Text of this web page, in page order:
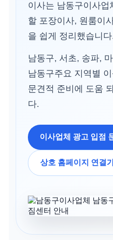
이사는 남동구이사
할 포장이사, 원룸이
을 쉽게 정리했습니
남동구, 서초, 송파,
남동구주요 지역별
문견적 준비에 도움
다.
이사업체 광고 입점
상호 홈페이지 연결